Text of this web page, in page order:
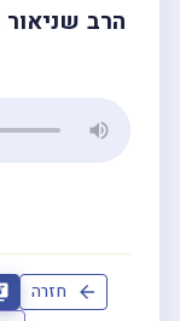
הרב
חזרה